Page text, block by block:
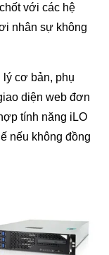
với các hệ
nhân sự không
lý cơ bản, phụ
diện web đơn
tính năng iLO
nếu không đồng